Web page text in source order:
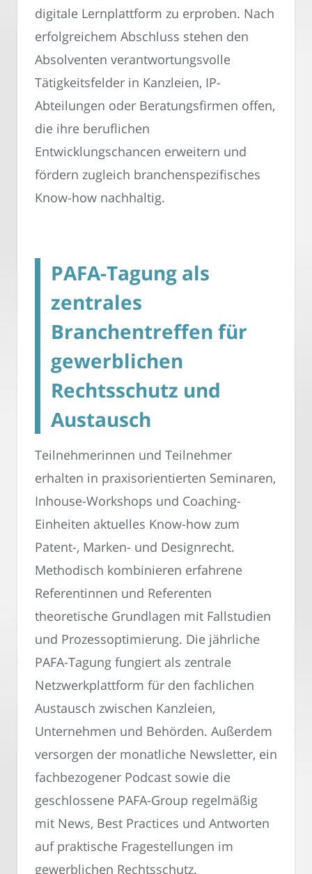
digitale Lernplattform zu erproben. Nach
erfolgreichem Abschluss stehen den
Absolventen verantwortungsvolle
Tätigkeitsfelder in Kanzleien, IP-
Abteilungen oder Beratungsfirmen offen,
die ihre beruflichen
Entwicklungschancen erweitern und
fördern zugleich branchenspezifisches
Know-how nachhaltig.
PAFA-Tagung als
zentrales
Branchentreffen für
gewerblichen
Rechtsschutz und
Austausch
Teilnehmerinnen und Teilnehmer
erhalten in praxisorientierten Seminaren,
Inhouse-Workshops und Coaching-
Einheiten aktuelles Know-how zum
Patent-, Marken- und Designrecht.
Methodisch kombinieren erfahrene
Referentinnen und Referenten
theoretische Grundlagen mit Fallstudien
und Prozessoptimierung. Die jährliche
PAFA-Tagung fungiert als zentrale
Netzwerkplattform für den fachlichen
Austausch zwischen Kanzleien,
Unternehmen und Behörden. Außerdem
versorgen der monatliche Newsletter, ein
fachbezogener Podcast sowie die
geschlossene PAFA-Group regelmäßig
mit News, Best Practices und Antworten
auf praktische Fragestellungen im
gewerblichen Rechtsschutz.